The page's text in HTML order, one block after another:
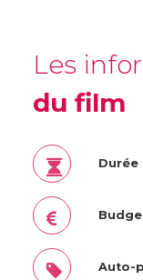
Les
du film
Durée
Auto-